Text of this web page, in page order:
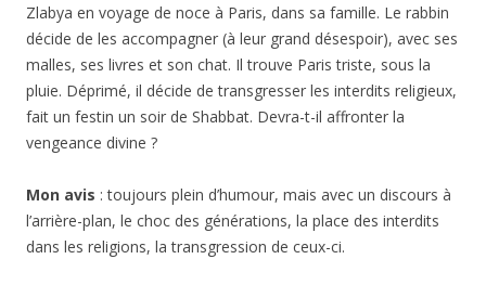
Zlabya en voyage de noce à Paris, dans sa famille. Le rabbin
décide de les accompagner (à leur grand désespoir), avec ses
malles, ses livres et son chat. Il trouve Paris triste, sous la
pluie. Déprimé, il décide de transgresser les interdits religieux,
fait un festin un soir de Shabbat. Devra-t-il affronter la
vengeance divine ?
Mon avis : toujours plein d’humour, mais avec un discours à
l’arrière-plan, le choc des générations, la place des interdits
dans les religions, la transgression de ceux-ci.